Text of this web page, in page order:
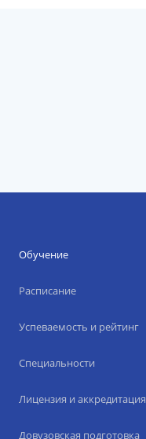
Обучение
Расписание
Успеваемость и рейтинг
Специальности
Лицензия и аккредитация
Довузовская подготовка